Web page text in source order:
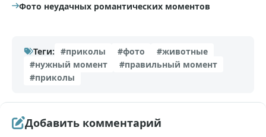
Фото неудачных романтических моментов
Теги: #приколы #фото
#животные
#нужный момент
#правильный момент
#приколы
Добавить комментарий